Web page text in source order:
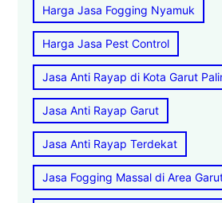
Harga Jasa Fogging Nyamuk
Harga Jasa Pest Control
Jasa Anti Rayap di Kota Garut
Jasa Anti Rayap Garut
Jasa Anti Rayap Terdekat
Jasa Fogging Massal di Area